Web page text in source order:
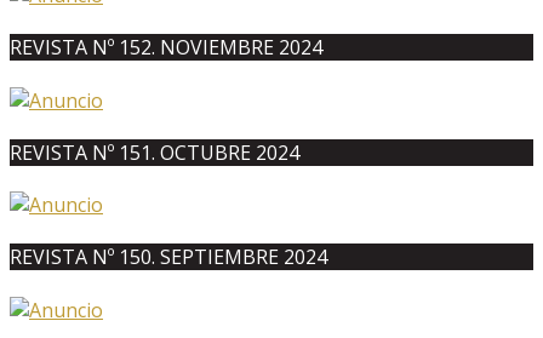
REVISTA Nº 152. NOVIEMBRE 2024
REVISTA Nº 151. OCTUBRE 2024
REVISTA Nº 150. SEPTIEMBRE 2024